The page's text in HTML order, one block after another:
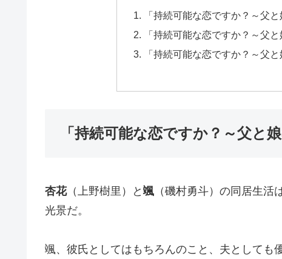
「持続可能な恋ですか？～父
「持続可能な恋ですか？～父
「持続可能な恋ですか？～父
「持続可能な恋ですか？～父と
杏花（上野樹里）と 颯 （磯村勇斗）の同居生
光景だ。
颯、彼氏としてはもちろんのこと、夫としても